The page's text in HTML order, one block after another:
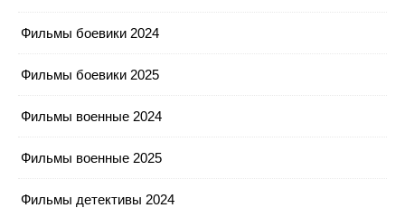
Фильмы боевики 2024
Фильмы боевики 2025
Фильмы военные 2024
Фильмы военные 2025
Фильмы детективы 2024